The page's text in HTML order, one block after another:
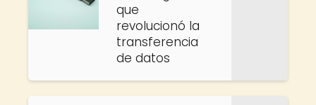
que
revolucionó la
transferencia
de datos